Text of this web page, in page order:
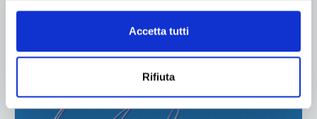
Accetta tutti
Rifiuta